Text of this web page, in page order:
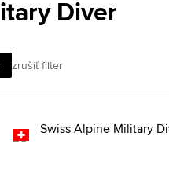
Diver
zrušiť filter